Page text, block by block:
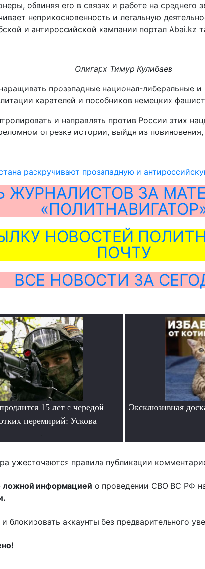
обвиняя его в связях и работе на среднего
неприкосновенность и легальную
и антироссийской кампании портал Abai.kz
Олигарх Тимур Кулибаев
прозападные национал-либеральные
карателей и пособников немецких
и направлять против России этих
отрезке истории, выйдя из
раскручивают прозападную и
ЖУРНАЛИСТОВ ЗА
НОВОСТЕЙ
ПОЧТУ
ВСЕ НОВОСТИ ЗА
15 лет с чередой
перемирий: Ускова
Эксклюзивная
ужесточаются правила публикации
ложной информацией о проведении СВО ВС РФ
аккаунты без предварительного